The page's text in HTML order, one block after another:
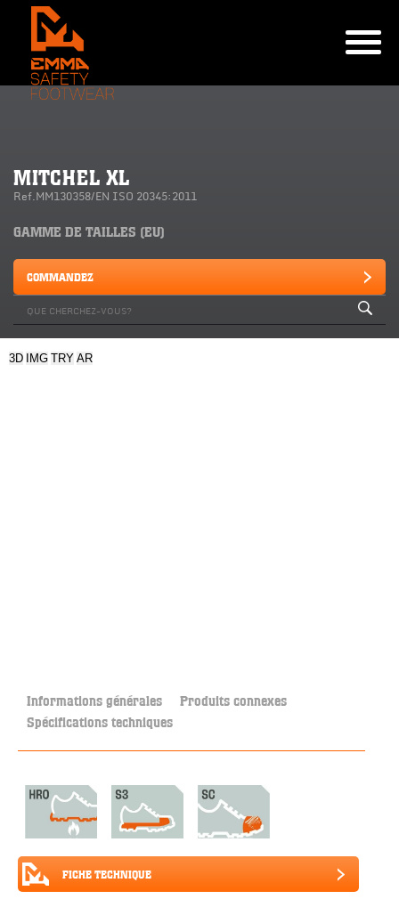
MITCHEL XL
Ref.MM130358/EN ISO 20345:2011
GAMME DE TAILLES (EU)
COMMANDEZ
3D IMG TRY AR
Informations générales Produits connexes
Spécifications techniques
FICHE TECHNIQUE